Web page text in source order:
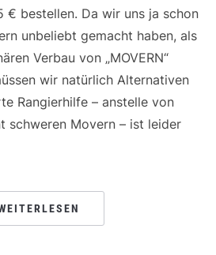
€ bestellen. Da wir uns ja schon
unbeliebt gemacht haben, als
Verbau von „MOVERN“
wir natürlich Alternativen
Rangierhilfe – anstelle von
schweren Movern – ist leider